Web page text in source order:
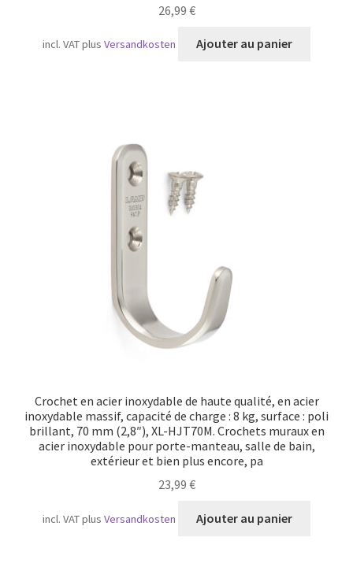
26,99 €
incl. VATplusVersandkosten Ajouter au panier
Crochet en acier inoxydable de haute qualité, en acier
inoxydable massif, capacité de charge : 8 kg, surface : poli
brillant, 70 mm (2,8″), XL-HJT70M. Crochets muraux en
acier inoxydable pour porte-manteau, salle de bain,
extérieur et bien plus encore, pa
23,99 €
incl. VATplusVersandkosten Ajouter au panier